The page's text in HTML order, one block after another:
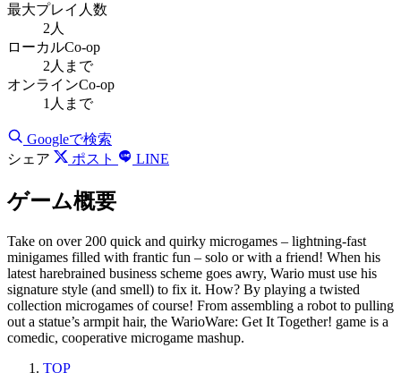
最大プレイ人数
2人
ローカルCo-op
2人まで
オンラインCo-op
1人まで
Googleで検索
シェア
ポスト LINE
ゲーム概要
Take on over 200 quick and quirky microgames – lightning-fast
minigames filled with frantic fun – solo or with a friend! When his
latest harebrained business scheme goes awry, Wario must use his
signature style (and smell) to fix it. How? By playing a twisted
collection microgames of course! From assembling a robot to pulling
out a statue’s armpit hair, the WarioWare: Get It Together! game is a
comedic, cooperative microgame mashup.
TOP